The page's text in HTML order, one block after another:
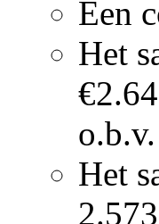
Een
Het
Het